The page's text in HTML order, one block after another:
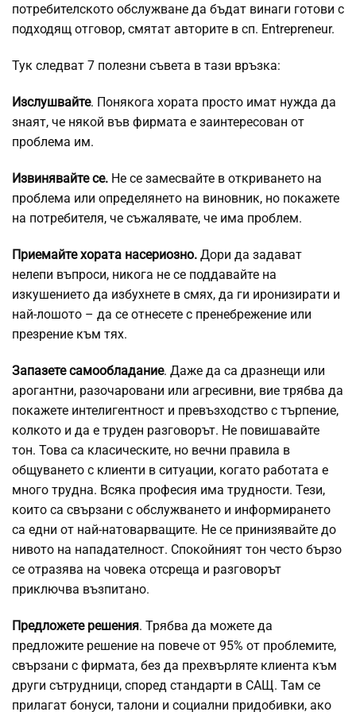
потребителското обслужване да бъдат винаги готови с
подходящ отговор, смятат авторите в сп. Entrepreneur.
Тук следват 7 полезни съвета в тази връзка:
Изслушвайте. Понякога хората просто имат нужда да
знаят, че някой във фирмата е заинтересован от
проблема им.
Извинявайте се. Не се замесвайте в откриването на
проблема или определянето на виновник, но покажете
на потребителя, че съжалявате, че има проблем.
Приемайте хората насериозно. Дори да задават
нелепи въпроси, никога не се поддавайте на
изкушението да избухнете в смях, да ги иронизирати и
най-лошото – да се отнесете с пренебрежение или
презрение към тях.
Запазете самообладание. Даже да са дразнещи или
арогантни, разочаровани или агресивни, вие трябва да
покажете интелигентност и превъзходство с търпение,
колкото и да е труден разговорът. Не повишавайте
тон. Това са класическите, но вечни правила в
общуването с клиенти в ситуации, когато работата е
много трудна. Всяка професия има трудности. Тези,
които са свързани с обслужването и информирането
са едни от най-натоварващите. Не се принизявайте до
нивото на нападателност. Спокойният тон често бързо
се отразява на човека отсреща и разговорът
приключва възпитано.
Предложете решения. Трябва да можете да
предложите решение на повече от 95% от проблемите,
свързани с фирмата, без да прехвърляте клиента към
други сътрудници, според стандарти в САЩ. Там се
прилагат бонуси, талони и социални придобивки, ако